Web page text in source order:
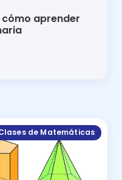
aprender
de Matemáticas